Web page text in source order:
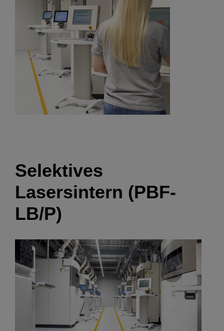
Selektives
Lasersintern (PBF-
LB/P)